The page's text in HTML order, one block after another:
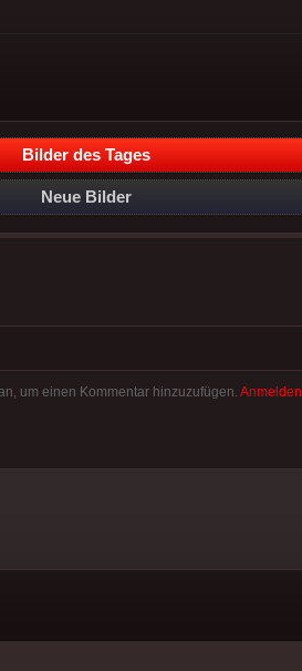
Bilder des Tages
Neue Bilder
um einen Kommentar hinzuzufügen. Anmelden